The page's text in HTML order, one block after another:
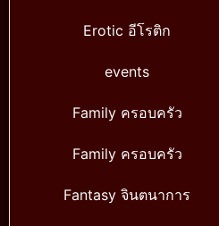
Erotic อีโรติก
events
Family ครอบครัว
Family ครอบครัว
Fantasy จินตนาการ